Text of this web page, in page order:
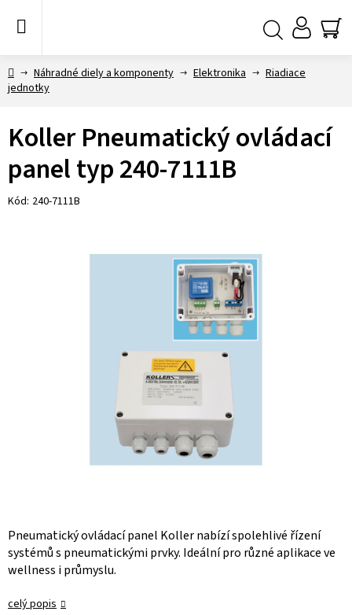
DomovNáhradné diely a komponenty Elektronika
Riadiace
jednotky
Pneumatický ovládací panel Koller nabízí spolehlivé řízení
systémů s pneumatickými prvky. Ideální pro různé aplikace ve
wellness i průmyslu.
celý popis
Koller Pneumatický ovládací
panel typ 240-7111B
Kód: 240-7111B